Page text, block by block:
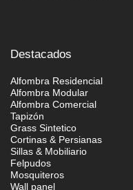
Destacados
Alfombra Residencial
Alfombra Modular
Alfombra Comercial
Tapizón
Grass Sintetico
Cortinas & Persianas
Sillas & Mobiliario
Felpudos
Mosquiteros
Wall panel